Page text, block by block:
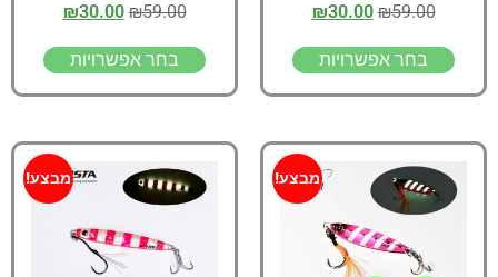
₪59.00
₪30.00
בחר אפשרויות
₪59.00
₪30.00
בחר אפשרויות
מבצע! מבצע!